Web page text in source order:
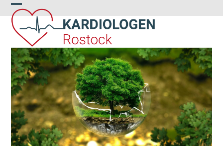
Skip
to
content
Open
mobile
menu
Close
mobile
menu